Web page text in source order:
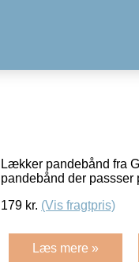
Lækker pandebånd fra
pandebånd der passser
179 kr. (Vis fragtpris)
Læs mere »